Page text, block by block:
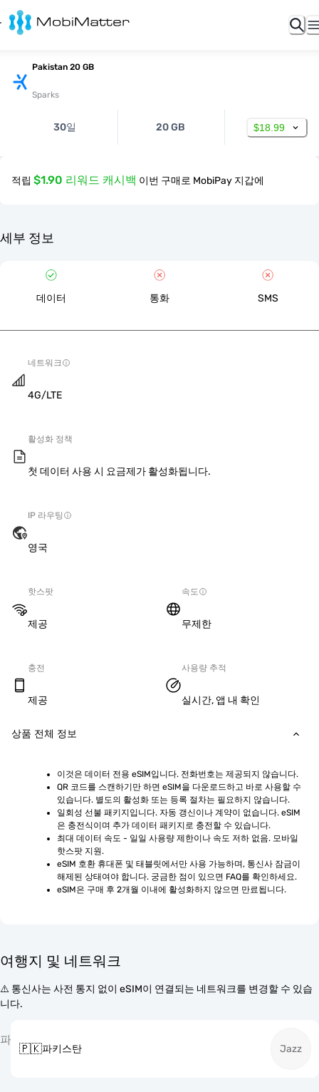
Pakistan 20 GB
Sparks
30일 20 GB $18.99
적립 $1.90 리워드 캐시백 이번 구매로 MobiPay 지갑에
세부 정보
데이터 통화 SMS
네트워크
4G/LTE
활성화 정책
첫 데이터 사용 시 요금제가 활성화됩니다.
IP 라우팅
영국
핫스팟
제공
속도
무제한
충전
제공
사용량 추적
실시간, 앱 내 확인
상품 전체 정보
이것은 데이터 전용 eSIM입니다. 전화번호는 제공되지 않습니다.
QR 코드를 스캔하기만 하면 eSIM을 다운로드하고 바로 사용할 수
있습니다. 별도의 활성화 또는 등록 절차는 필요하지 않습니다.
일회성 선불 패키지입니다. 자동 갱신이나 계약이 없습니다. eSIM
은 충전식이며 추가 데이터 패키지로 충전할 수 있습니다.
최대 데이터 속도 - 일일 사용량 제한이나 속도 저하 없음. 모바일
핫스팟 지원.
eSIM 호환 휴대폰 및 태블릿에서만 사용 가능하며, 통신사 잠금이
해제된 상태여야 합니다. 궁금한 점이 있으면 FAQ를 확인하세요.
eSIM은 구매 후 2개월 이내에 활성화하지 않으면 만료됩니다.
여행지 및 네트워크
⚠️ 통신사는 사전 통지 없이 eSIM이 연결되는 네트워크를 변경할 수 있습
니다.
파
🇵🇰파키스탄 Jazz